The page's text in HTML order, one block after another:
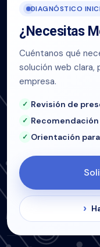
DIAGNÓSTICO
¿Necesitas
Cuéntanos qué
solución web clara,
empresa.
Revisión de
Orientación